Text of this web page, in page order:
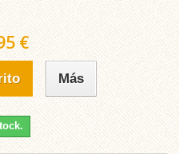
€
Más